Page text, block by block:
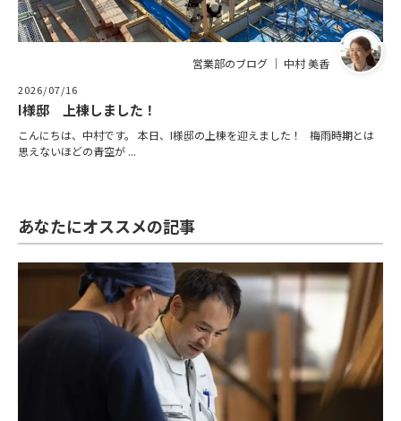
営業部のブログ ｜ 中村 美香
2026/07/16
I様邸 上棟しました！
こんにちは、中村です。 本日、I様邸の上棟を迎えました！ 梅雨時期とは
思えないほどの青空が ...
あなたにオススメの記事